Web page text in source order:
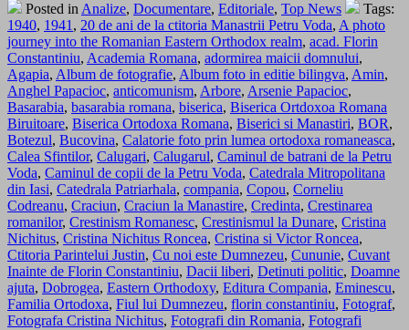
Posted in Analize, Documentare, Editoriale, Top News
Tags:
1940, 1941 , 20 de ani de la ctitoria Manastrii Petru Voda, A photo
journey into the Romanian Eastern Orthodox realm, acad. Florin
Constantiniu, Academia Romana, adormirea maicii domnului,
Agapia, Album de fotografie, Album foto in editie bilingva, Amin,
Anghel Papacioc, anticomunism, Arbore, Arsenie Papacioc,
Basarabia, basarabia romana, biserica, Biserica Ortdoxoa Romana
Biruitoare, Biserica Ortodoxa Romana, Biserici si Manastiri, BOR,
Botezul, Bucovina, Calatorie foto prin lumea ortodoxa romaneasca,
Calea Sfintilor, Calugari, Calugarul, Caminul de batrani de la Petru
Voda, Caminul de copii de la Petru Voda, Catedrala Mitropolitana
din Iasi, Catedrala Patriarhala, compania, Copou, Corneliu
Codreanu, Craciun, Craciun la Manastire, Credinta, Crestinarea
romanilor, Crestinism Romanesc, Crestinismul la Dunare, Cristina
Nichitus, Cristina Nichitus Roncea, Cristina si Victor Roncea,
Ctitoria Parintelui Justin, Cu noi este Dumnezeu, Cununie, Cuvant
Inainte de Florin Constantiniu, Dacii liberi, Detinuti politic, Doamne
ajuta, Dobrogea, Eastern Orthodoxy, Editura Compania, Eminescu,
Familia Ortodoxa, Fiul lui Dumnezeu, florin constantiniu, Fotograf,
Fotografa Cristina Nichitus, Fotografi din Romania, Fotografi